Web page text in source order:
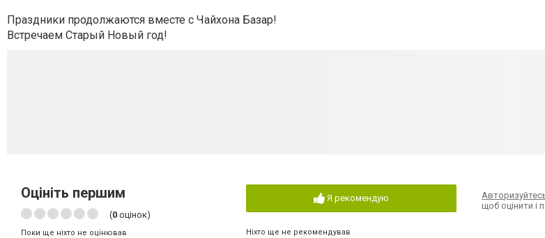
Праздники продолжаются вместе с Чайхона Базар!
Встречаем Старый Новый год!
Оцініть першим
(0 оцінок)
Поки ще ніхто не оцінював
Я рекомендую
Ніхто ще не рекомендував
щоб оцінити і